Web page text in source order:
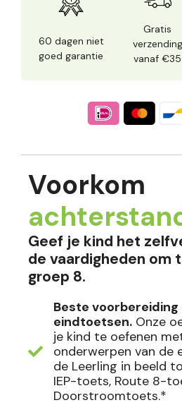
60 dagen niet
goed garantie
Gratis
verzending
vanaf €35
Voorkom
Geef je kind het
de vaardigheden om
groep 8.
Beste voorbereiding
eindtoetsen. Onze
je kind te oefenen
onderwerpen van de
de Leerling in beeld
IEP-toets, Route 8-
Doorstroomtoets.*